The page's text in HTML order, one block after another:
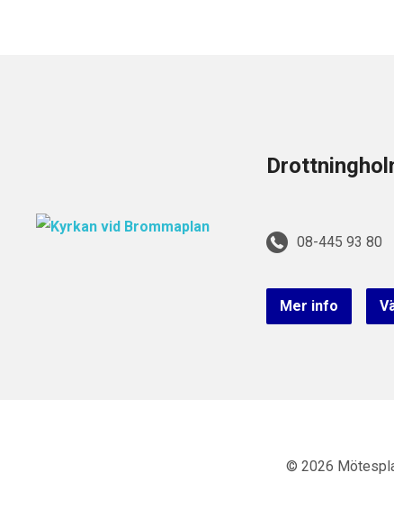
08-445 93 80
Mer info
© 2026